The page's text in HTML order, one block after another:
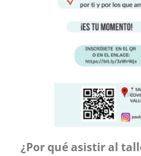
¿Por qué asistir al